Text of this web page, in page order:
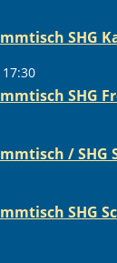
SHG
17:30
SHG
/
SHG